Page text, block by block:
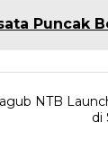
Puncak
NTB
di